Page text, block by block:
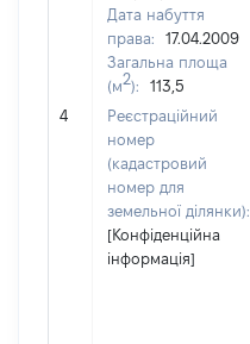
4
Дата набуття
права:
17.04.2009
Загальна площа
(м2):
113,5
Реєстраційний
номер
(кадастровий
номер для
земельної ділянки):
[Конфіденційна
інформація]